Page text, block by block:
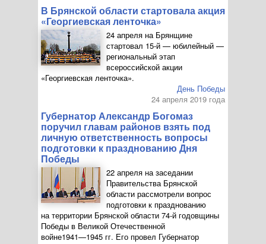
В Брянской области стартовала акция
«Георгиевская ленточка»
24 апреля на Брянщине
стартовал 15-й — юбилейный —
региональный этап
всероссийской акции
«Георгиевская ленточка».
День Победы
24 апреля 2019 года
Губернатор Александр Богомаз
поручил главам районов взять под
личную ответственность вопросы
подготовки к празднованию Дня
Победы
22 апреля на заседании
Правительства Брянской
области рассмотрели вопрос
подготовки к празднованию
на территории Брянской области 74-й годовщины
Победы в Великой Отечественной
войне1941—1945 гг. Его провел Губернатор